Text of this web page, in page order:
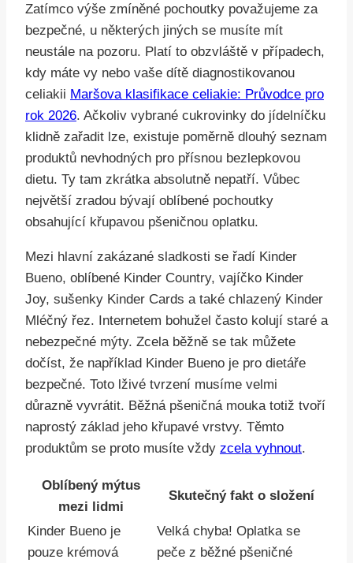
Zatímco výše zmíněné pochoutky považujeme za
bezpečné, u některých jiných se musíte mít
neustále na pozoru. Platí to obzvláště v případech,
kdy máte vy nebo vaše dítě diagnostikovanou
celiakii Maršova klasifikace celiakie: Průvodce pro
rok 2026. Ačkoliv vybrané cukrovinky do jídelníčku
klidně zařadit lze, existuje poměrně dlouhý seznam
produktů nevhodných pro přísnou bezlepkovou
dietu. Ty tam zkrátka absolutně nepatří. Vůbec
největší zradou bývají oblíbené pochoutky
obsahující křupavou pšeničnou oplatku.
Mezi hlavní zakázané sladkosti se řadí Kinder
Bueno, oblíbené Kinder Country, vajíčko Kinder
Joy, sušenky Kinder Cards a také chlazený Kinder
Mléčný řez. Internetem bohužel často kolují staré a
nebezpečné mýty. Zcela běžně se tak můžete
dočíst, že například Kinder Bueno je pro dietáře
bezpečné. Toto lživé tvrzení musíme velmi
důrazně vyvrátit. Běžná pšeničná mouka totiž tvoří
naprostý základ jeho křupavé vrstvy. Těmto
produktům se proto musíte vždy zcela vyhnout.
Oblíbený mýtus
mezi lidmi
Skutečný fakt o složení
Kinder Bueno je
pouze krémová
Velká chyba! Oplatka se
peče z běžné pšeničné